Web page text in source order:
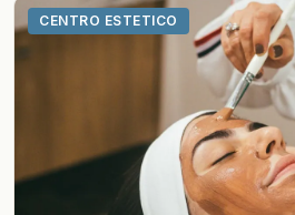
CENTRO ESTETICO